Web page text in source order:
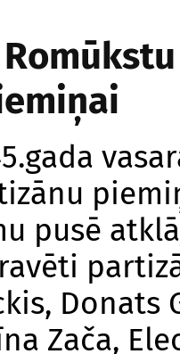
pusē
Donats
Zača,